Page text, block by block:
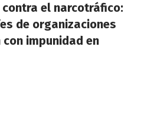
el narcotráfico:
de organizaciones
impunidad en